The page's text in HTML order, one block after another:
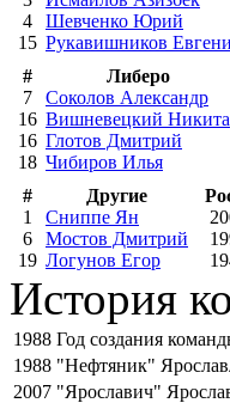
4
Шевченко Юрий
15 Рукавишников
#
Либеро
7
Соколов Александр
16 Вишневецкий Никита
16 Глотов Дмитрий
18 Чибиров Илья
#
Другие
1
Сниппе Ян
6
Мостов Дмитрий
19 Логунов Егор
История
1988 Год создания
1988 "Нефтяник"
2007 "Ярославич"